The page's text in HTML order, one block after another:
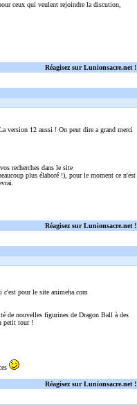
ceux qui veulent rejoindre la discution,
Réagisez sur Lunionsacre.net !
version 12 aussi ! On peut dire a grand merci
recherches dans le site
plus élaboré !), pour le moment ce n'est
Réagisez sur Lunionsacre.net !
pour le site animeha.com
de nouvelles figurines de Dragon Ball à des
petit tour !
Réagisez sur Lunionsacre.net !